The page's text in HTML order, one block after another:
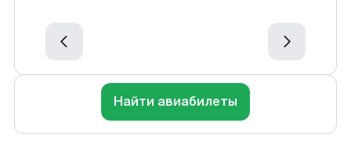
Найти авиабилеты